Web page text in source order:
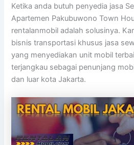
Ketika anda butuh penyedia jasa
Apartemen Pakubuwono Town
rentalanmobil adalah solusinya.
bisnis transportasi khusus jasa
yang menyediakan unit mobil
terjangkau sebagai penunjang
dan luar kota Jakarta.